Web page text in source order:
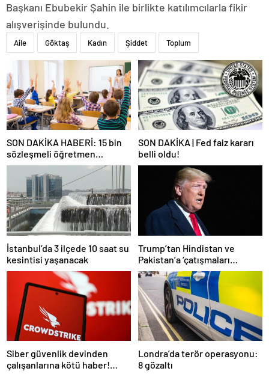
Başkanı Ebubekir Şahin ile birlikte katılımcılarla fikir
alışverişinde bulundu.
Aile Göktaş Kadın Şiddet Toplum
SON DAKİKA HABERİ: 15 bin
sözleşmeli öğretmen
atamasında sözlü sınava hak
kazanan adaylar açıklandı
SON DAKİKA | Fed faiz kararı
belli oldu!
İstanbul’da 3 ilçede 10 saat su
kesintisi yaşanacak
Trump’tan Hindistan ve
Pakistan’a ‘çatışmaları
durdurun’ çağrısı
Siber güvenlik devinden
çalışanlarına kötü haber!
Londra’da terör operasyonu:
8 gözaltı